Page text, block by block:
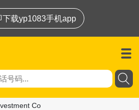
下载yp1083手机app
Co